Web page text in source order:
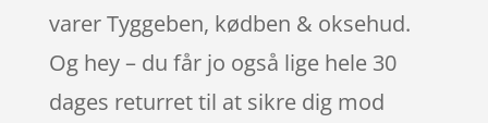
varer Tyggeben, kødben & oksehud.
Og hey – du får jo også lige hele 30
dages returret til at sikre dig mod